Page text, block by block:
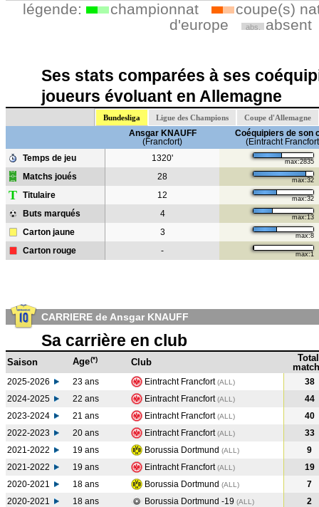
légende: championnat
coupe(s)
d'europe
abs. absent
Ses stats comparées à ses
joueurs évoluant en Allemagne
Bundesliga Ligue des Champions Coupe d'Allemagne
Ansgar KNAUFF
(Francfort)
Coéquipiers de son
(Eintracht
Temps de jeu
1320' max:2835
Matchs joués 28 max:32
T Titulaire 12 max:32
Buts marqués 4 max:13
Carton jaune 3 max:8
Carton rouge - max:1
CARRIERE de Ansgar KNAUFF
Sa carrière en club
Saison Age(*) Club
Total
2025-2026 23 ans Eintracht Francfort(ALL)
38
2024-2025
22 ans Eintracht Francfort(ALL )
44
2023-2024
21 ans Eintracht Francfort(ALL )
40
2022-2023
20 ans Eintracht Francfort(ALL )
33
2021-2022
19 ans Borussia Dortmund (ALL )
9
2021-2022
19 ans Eintracht Francfort(ALL )
19
2020-2021
18 ans Borussia Dortmund (ALL )
7
2020-2021
18 ans Borussia Dortmund -19 (ALL )
2